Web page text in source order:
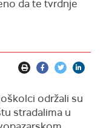
da te tvrdnje
održali su
stradalima u